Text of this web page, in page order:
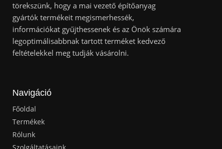
törekszünk, hogy a mai vezető építőanyag
gyártók termékeit megismerhessék,
információkat gyűjthessenek és az Önök számára
legoptimálisabbnak tartott terméket kedvező
feltételekkel meg tudják vásárolni.
Navigáció
Főoldal
Termékek
Rólunk